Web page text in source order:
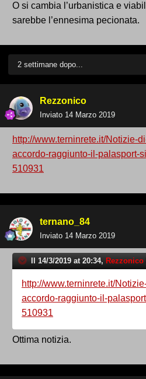
O si cambia l’urbanistica e
sarebbe l’ennesima pecionata.
2 settimane dopo...
Rezzonico
Inviato 14 Marzo 2019
http://www.terninrete.it/Notizie-
accordo-raggiunto-il-palasport-
510931
ternano_84
Inviato 14 Marzo 2019
Il 14/3/2019 at 20:34, Rezzonico
http://www.terninrete.it/
accordo-raggiunto-il-
510931
Ottima notizia.